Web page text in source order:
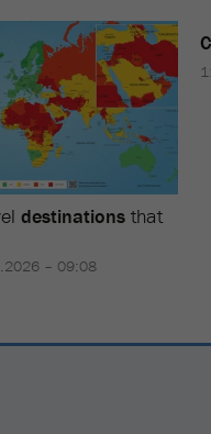
destinations that
– 09:08